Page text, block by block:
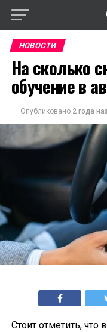
НОВОСТИ
На сколько
обучение в
Опубликовано 2 года
Стоит отметить, что